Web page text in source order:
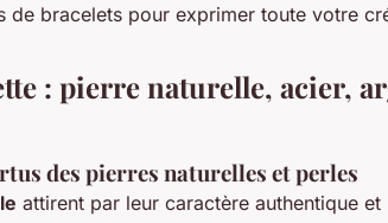
de bracelets pour exprimer toute votre
: pierre naturelle, acier,
des pierres naturelles et perles
attirent par leur caractère authentique et